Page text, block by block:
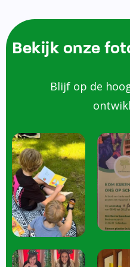
Bekijk onze
Blijf op de